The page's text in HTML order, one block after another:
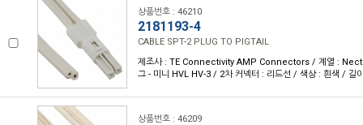
상품번호 : 46210
2181193-4
CABLE SPT-2 PLUG TO PIGTAIL
제조사 : TE Connectivity AMP Connectors / 계열 :
그 - 미니 HVL HV-3 / 2차 커넥터 : 리드선 / 색상 : 흰색 /
상품번호 : 46209